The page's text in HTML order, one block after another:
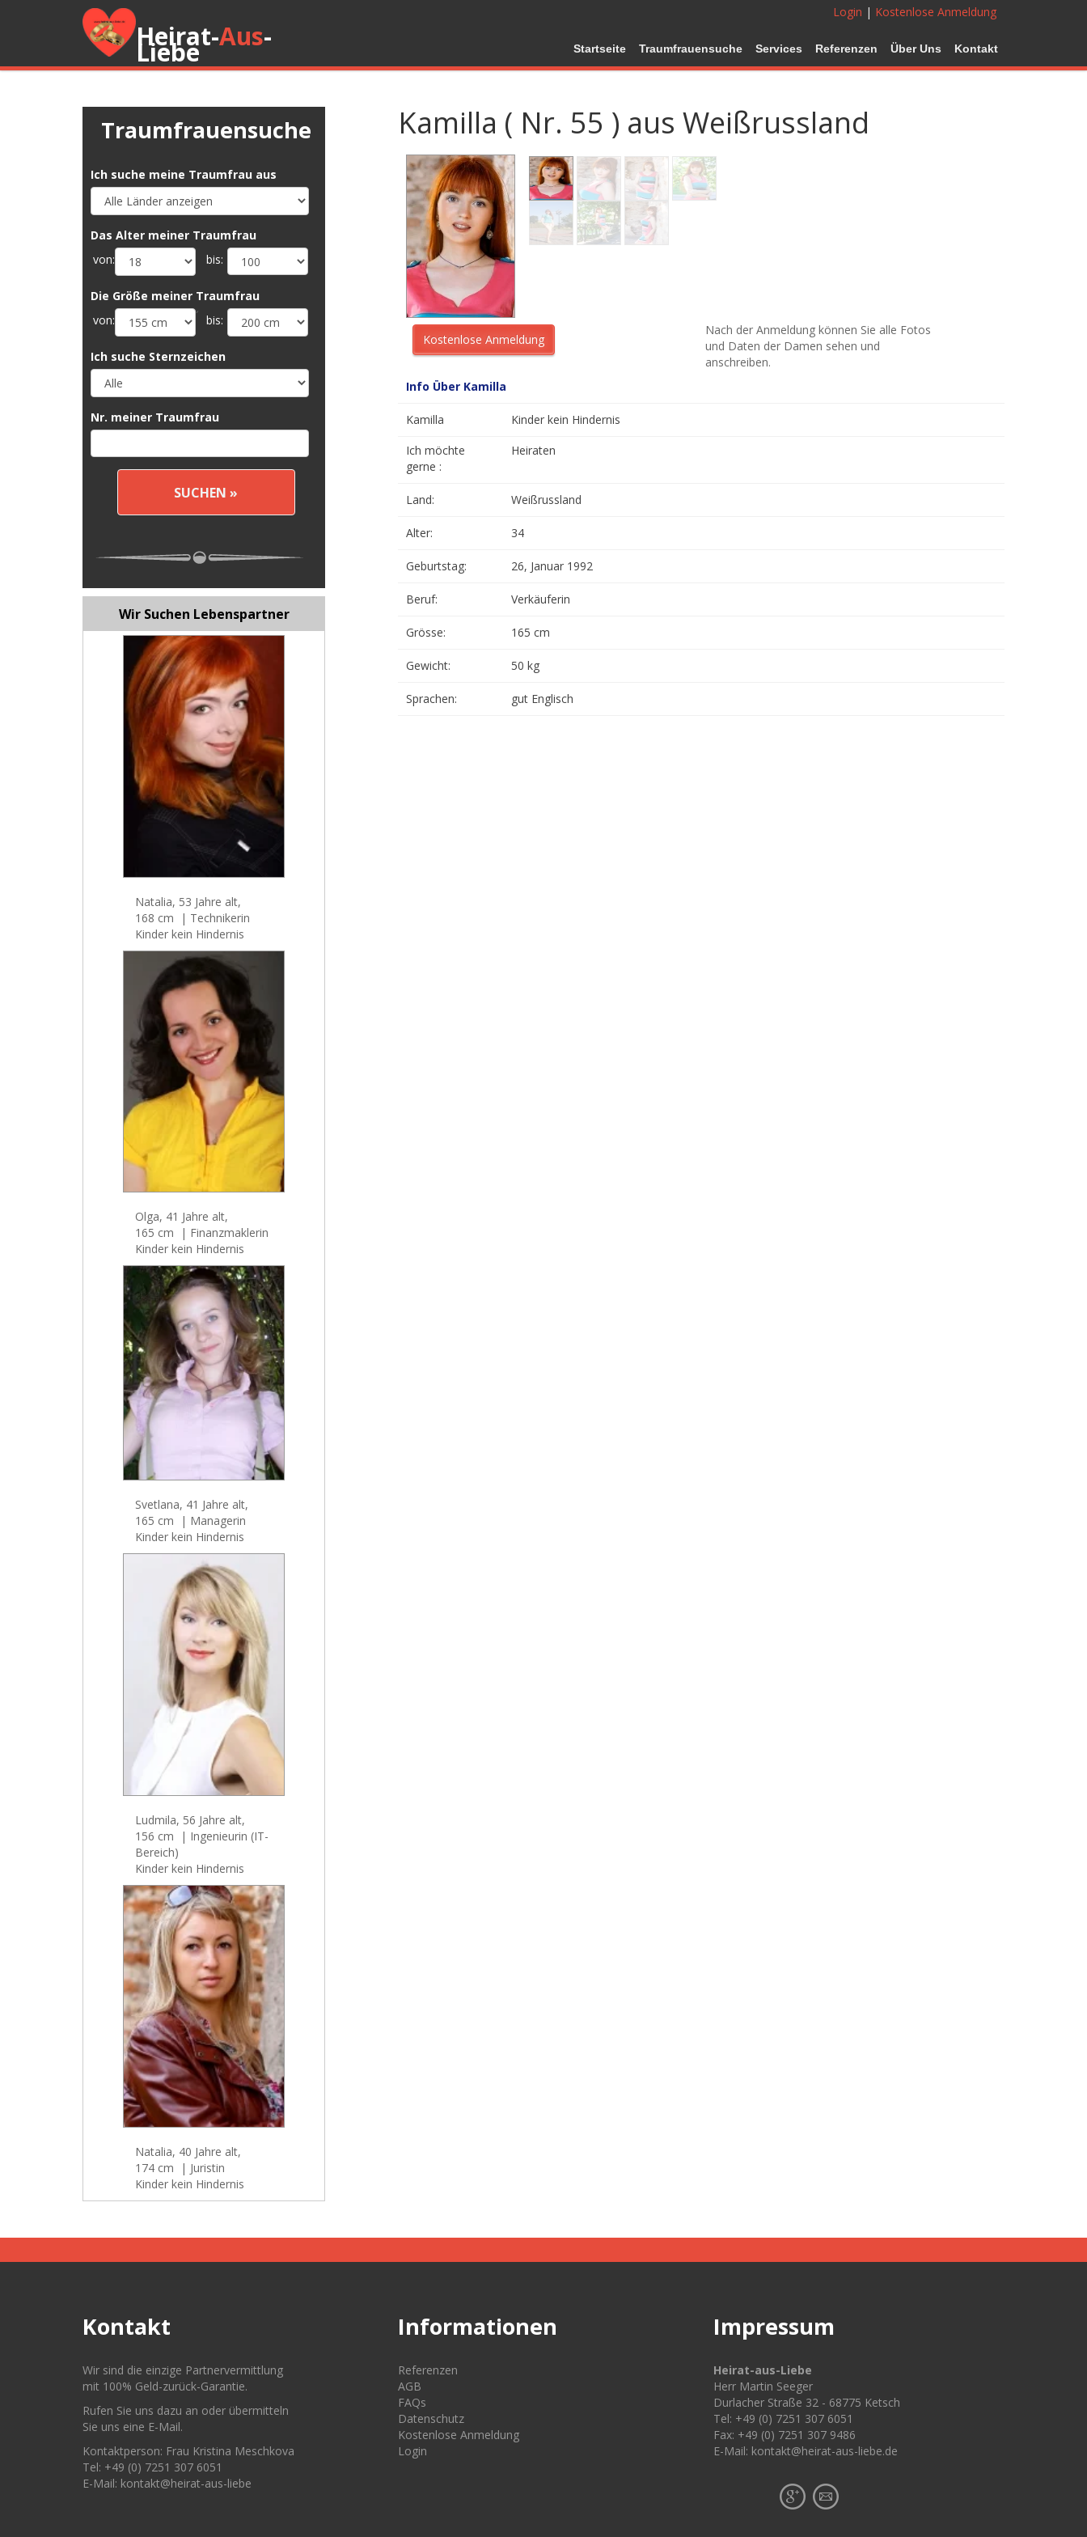
Heirat-Aus-
Liebe
Login | Kostenlose Anmeldung
Startseite Traumfrauensuche Services Referenzen Über Uns Kontakt
Traumfrauensuche
Ich suche meine Traumfrau aus
Das Alter meiner Traumfrau
von:
bis:
Die Größe meiner Traumfrau
von:
´ bis:
Ich suche Sternzeichen
Nr. meiner Traumfrau
Wir Suchen Lebenspartner
Natalia, 53 Jahre alt,
168 cm | Technikerin
Kinder kein Hindernis
Olga, 41 Jahre alt,
165 cm | Finanzmaklerin
Kinder kein Hindernis
Svetlana, 41 Jahre alt,
165 cm | Managerin
Kinder kein Hindernis
Ludmila, 56 Jahre alt,
156 cm | Ingenieurin (IT-
Bereich)
Kinder kein Hindernis
Natalia, 40 Jahre alt,
174 cm | Juristin
Kinder kein Hindernis
Kamilla ( Nr. 55 ) aus Weißrussland
Nach der Anmeldung können Sie alle Fotos
und Daten der Damen sehen und
anschreiben.
Info Über Kamilla
Kamilla
Kinder kein Hindernis
Ich möchte
gerne :
Heiraten
Land: Weißrussland
Alter: 34
Geburtstag: 26, Januar 1992
Beruf: Verkäuferin
Grösse: 165 cm
Gewicht: 50 kg
Sprachen: gut Englisch
Kontakt
Wir sind die einzige Partnervermittlung
mit 100% Geld-zurück-Garantie.
Rufen Sie uns dazu an oder übermitteln
Sie uns eine E-Mail.
Kontaktperson: Frau Kristina Meschkova
Tel: +49 (0) 7251 307 6051
E-Mail: kontakt@heirat-aus-liebe
Informationen
Referenzen
AGB
FAQs
Datenschutz
Kostenlose Anmeldung
Login
Impressum
Heirat-aus-Liebe
Herr Martin Seeger
Durlacher Straße 32 - 68775 Ketsch
Tel: +49 (0) 7251 307 6051
Fax: +49 (0) 7251 307 9486
E-Mail: kontakt@heirat-aus-liebe.de